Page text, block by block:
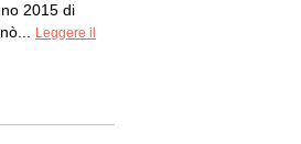
2015 di
Leggere il